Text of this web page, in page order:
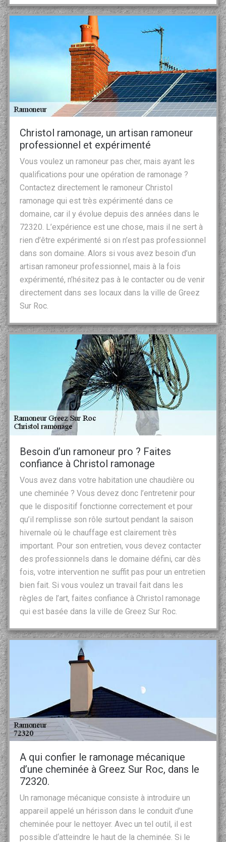
Christol ramonage, un artisan ramoneur
professionnel et expérimenté
Vous voulez un ramoneur pas cher, mais ayant les
qualifications pour une opération de ramonage ?
Contactez directement le ramoneur Christol
ramonage qui est très expérimenté dans ce
domaine, car il y évolue depuis des années dans le
72320. L’expérience est une chose, mais il ne sert à
rien d’être expérimenté si on n’est pas professionnel
dans son domaine. Alors si vous avez besoin d’un
artisan ramoneur professionnel, mais à la fois
expérimenté, n’hésitez pas à le contacter ou de venir
directement dans ses locaux dans la ville de Greez
Sur Roc.
Besoin d’un ramoneur pro ? Faites
confiance à Christol ramonage
Vous avez dans votre habitation une chaudière ou
une cheminée ? Vous devez donc l’entretenir pour
que le dispositif fonctionne correctement et pour
qu’il remplisse son rôle surtout pendant la saison
hivernale où le chauffage est clairement très
important. Pour son entretien, vous devez contacter
des professionnels dans le domaine défini, car dès
fois, votre intervention ne suffit pas pour un entretien
bien fait. Si vous voulez un travail fait dans les
règles de l’art, faites confiance à Christol ramonage
qui est basée dans la ville de Greez Sur Roc.
A qui confier le ramonage mécanique
d’une cheminée à Greez Sur Roc, dans le
72320.
Un ramonage mécanique consiste à introduire un
appareil appelé un hérisson dans le conduit d’une
cheminée pour le nettoyer. Avec un tel outil, il est
possible d‘atteindre le haut de la cheminée. Si le